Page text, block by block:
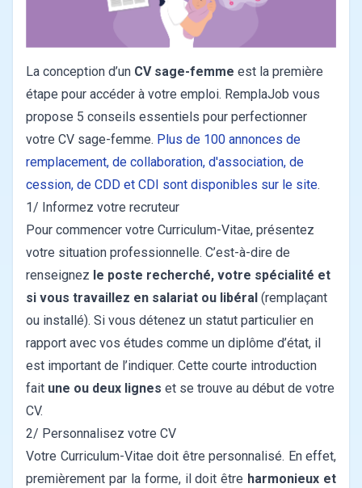
La conception d’un CV sage-femme est la première
étape pour accéder à votre emploi. RemplaJob vous
propose 5 conseils essentiels pour perfectionner
votre CV sage-femme. Plus de 100 annonces de
remplacement, de collaboration, d'association, de
cession, de CDD et CDI sont disponibles sur le site.
1/ Informez votre recruteur
Pour commencer votre Curriculum-Vitae, présentez
votre situation professionnelle. C’est-à-dire de
renseignez le poste recherché, votre spécialité et
si vous travaillez en salariat ou libéral (remplaçant
ou installé). Si vous détenez un statut particulier en
rapport avec vos études comme un diplôme d’état, il
est important de l’indiquer. Cette courte introduction
fait une ou deux lignes et se trouve au début de votre
CV.
2/ Personnalisez votre CV
Votre Curriculum-Vitae doit être personnalisé. En effet,
premièrement par la forme, il doit être harmonieux et